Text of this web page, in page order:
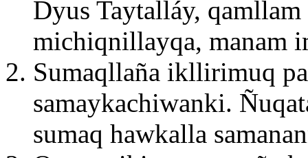
Dyus Taytalláy,
michiqnillayqa, manam
Sumaqllaña ikllirimuq
samaykachiwanki.
sumaq hawkalla